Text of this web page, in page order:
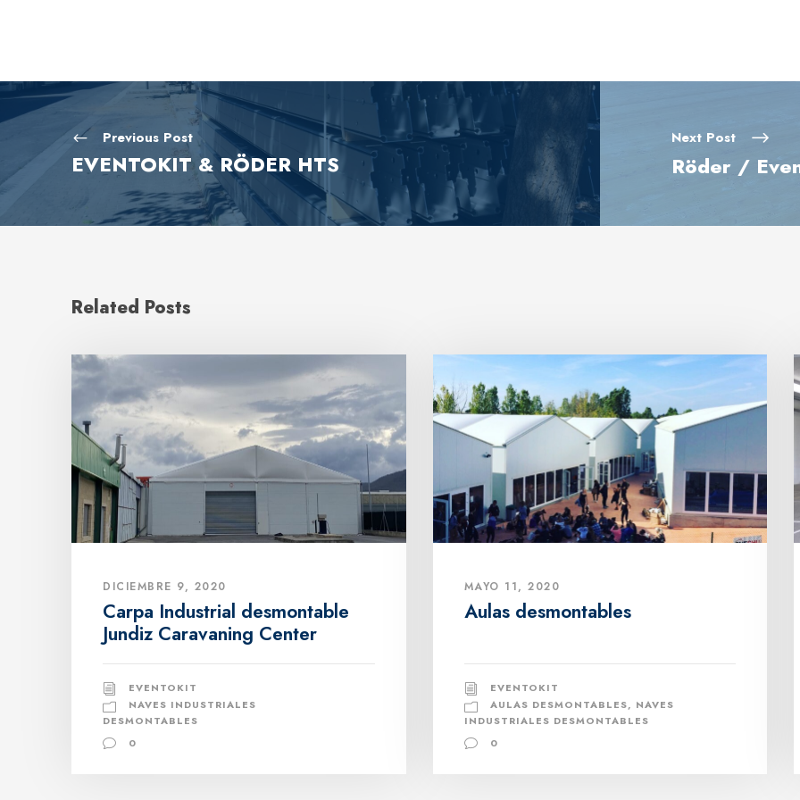
Previous Post
EVENTOKIT & RÖDER HTS
Next Post
Röder /
Related Posts
DICIEMBRE 9, 2020
Carpa Industrial desmontable
Jundiz Caravaning Center
EVENTOKIT
NAVES INDUSTRIALES
DESMONTABLES
0
MAYO 11, 2020
Aulas desmontables
EVENTOKIT
AULAS DESMONTABLES, NAVES
INDUSTRIALES DESMONTABLES
0